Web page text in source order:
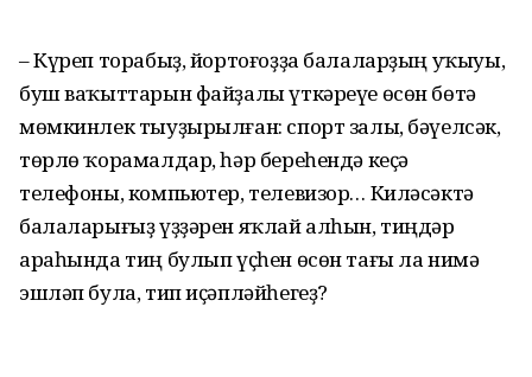
– Күреп торабыҙ, йортоғоҙҙа балаларҙың уҡыуы,
буш ваҡыттарын файҙалы үткәреүе өсөн бөтә
мөмкинлек тыуҙырылған: спорт залы, бәүелсәк,
төрлө ҡорамалдар, һәр береһендә кеҫә
телефоны, компьютер, телевизор… Киләсәктә
балаларығыҙ үҙҙәрен яҡлай алһын, тиңдәр
араһында тиң булып үҫһен өсөн тағы ла нимә
эшләп була, тип иҫәпләйһегеҙ?